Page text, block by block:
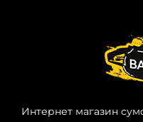
Интернет магазин